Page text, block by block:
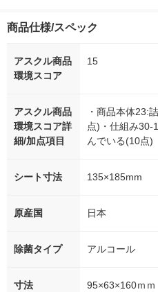
商品仕様/スペック
アスクル商品
環境スコア
15
アスクル商品
環境スコア詳
細/加点項目
・商品本体23:
点)・仕組み30-
んでいる(10点)
シート寸法 135×185mm
原産国 日本
除菌タイプ アルコール
寸法 95×63×160ｍｍ